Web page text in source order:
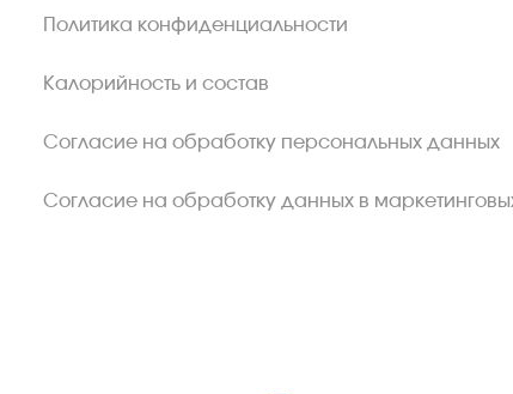
Политика конфиденциальности
Калорийность и состав
Согласие на обработку персональных данных
Согласие на обработку данных в